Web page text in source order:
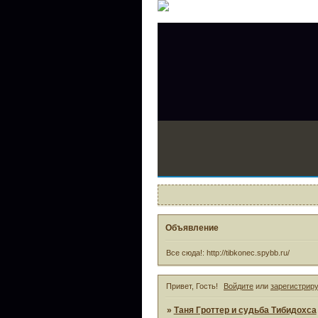
Объявление
Все сюда!: http://tibkonec.spybb.ru/
Привет, Гость! Войдите или
» Таня Гроттер и судьба Тибидохса